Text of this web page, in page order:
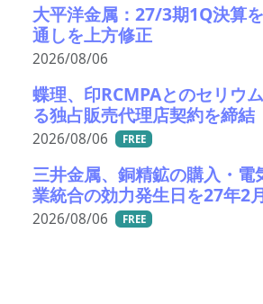
大平洋金属：27/3期1Q決算
通しを上方修正
2026/08/06
蝶理、印RCMPAとのセリウ
る独占販売代理店契約を締結
2026/08/06 FREE
三井金属、銅精鉱の購入・電
業統合の効力発生日を27年2
2026/08/06 FREE